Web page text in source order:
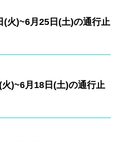
(火)~6月25日(土)の通行止
)~6月18日(土)の通行止